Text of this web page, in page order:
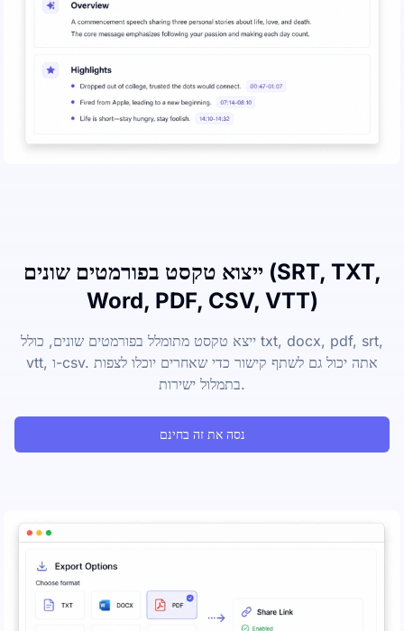
ייצוא טקסט בפורמטים שונים (SRT, TXT,
Word, PDF, CSV, VTT)
ייצא טקסט מתומלל בפורמטים שונים, כולל txt, docx, pdf, srt,
vtt, ו-csv. אתה יכול גם לשתף קישור כדי שאחרים יוכלו לצפות
בתמלול ישירות.
נסה את זה בחינם